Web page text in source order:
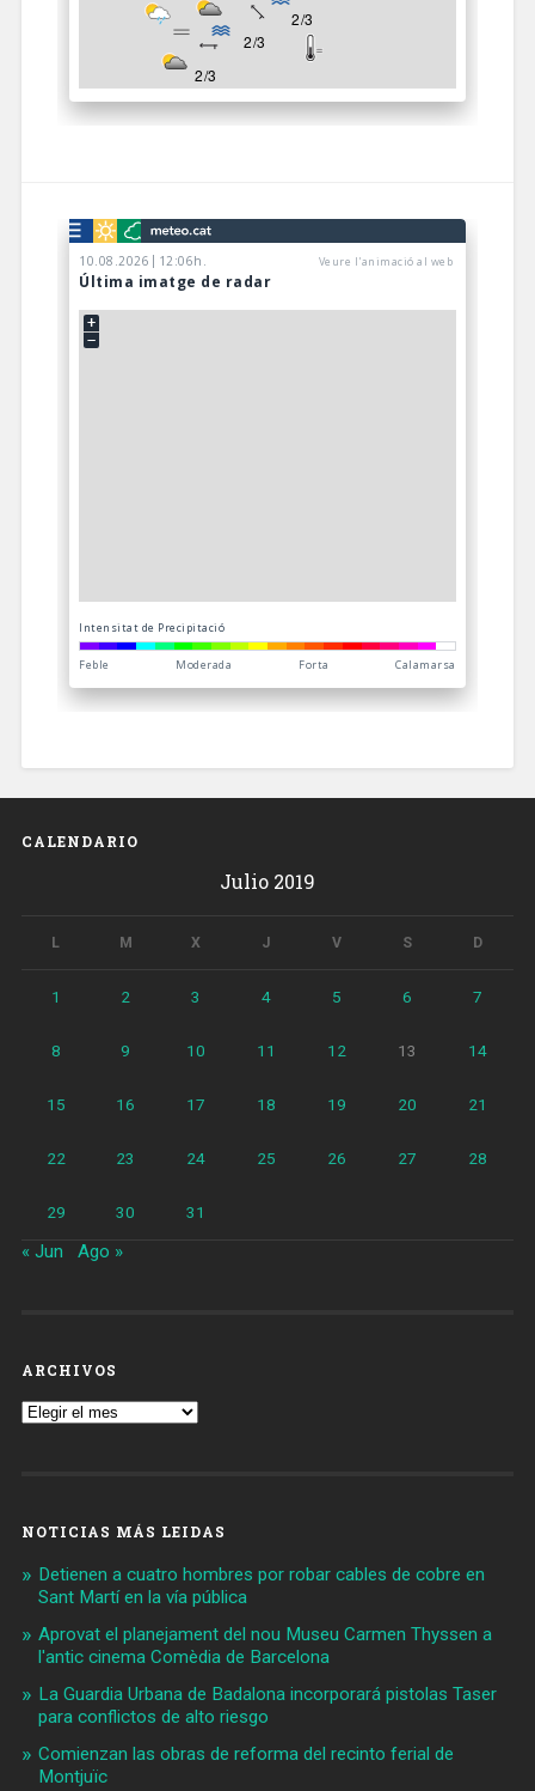
CALENDARIO
Julio 2019
L M X J V S D
1 2 3 4 5 6 7
8 9 10 11 12 13 14
15 16 17 18 19 20 21
22 23 24 25 26 27 28
29 30 31
« Jun Ago »
ARCHIVOS
Archivos
NOTICIAS MÁS LEIDAS
Detienen a cuatro hombres por robar cables de cobre en
Sant Martí en la vía pública
Aprovat el planejament del nou Museu Carmen Thyssen a
l'antic cinema Comèdia de Barcelona
La Guardia Urbana de Badalona incorporará pistolas Taser
para conflictos de alto riesgo
Comienzan las obras de reforma del recinto ferial de
Montjuïc